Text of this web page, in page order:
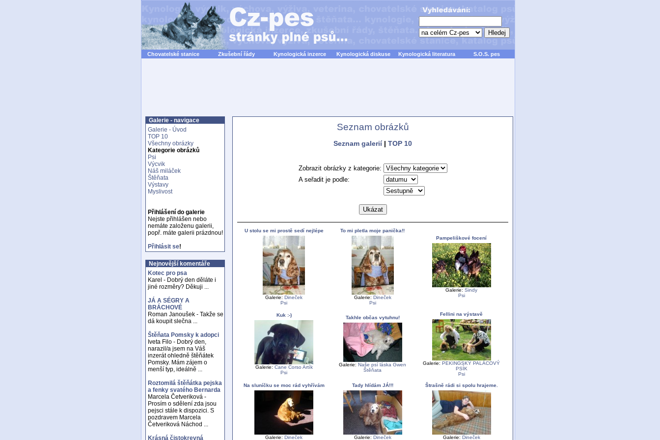
Chovatelské stanice Zkušební řády Kynologická inzerce Kynologická diskuse Kynologická literatura S.O.S. pes
Galerie - navigace
Galerie - Úvod
TOP 10
Všechny obrázky
Kategorie obrázků
Psi
Výcvik
Náš miláček
Štěňata
Výstavy
Myslivost
Přihlášení do galerie
Nejste přihlášen nebo
nemáte založenu galerii,
popř. máte galerii prázdnou!
Přihlásit se!
Nejnovější komentáře
Kotec pro psa
Karel - Dobrý den děláte i
jiné rozměry? Děkuji ...
JÁ A SÉGRY A
BRÁCHOVÉ
Roman Janoušek - Takže se
dá koupit slečna ...
Štěňata Pomsky k adopci
Iveta Filo - Dobrý den,
narazil/a jsem na Váš
inzerát ohledně štěňátek
Pomsky. Mám zájem o
menší typ, ideálně ...
Roztomilá štěňátka pejska
a fenky svatého Bernarda
Marcela Četveriková -
Prosím o sdělení zda jsou
pejsci stále k dispozici. S
pozdravem Marcela
Četveriková Náchod ...
Krásná čistokrevná
Seznam obrázků
Seznam galerií| TOP 10
Zobrazit obrázky z kategorie:
A seřadit je podle:
U stolu se mi prostě sedí nejlépe
Galerie: Dineček
Psi
To mi pletla moje panička!!
Galerie: Dineček
Psi
Pampeliškové focení
Galerie: Sindy
Psi
Kuk :-)
Galerie: Cane Corso Artík
Psi
Takhle občas vytuhnu!
Galerie: Naše psí láska Gwen
Štěňata
Fellini na výstavě
Galerie: PEKINGSKÝ PALÁCOVÝ
PSÍK
Psi
Na sluníčku se moc rád vyhřívám
Galerie: Dineček
Tady hlídám JÁ!!!
Galerie: Dineček
Štrašně rádi si spolu hrajeme.
Galerie: Dineček